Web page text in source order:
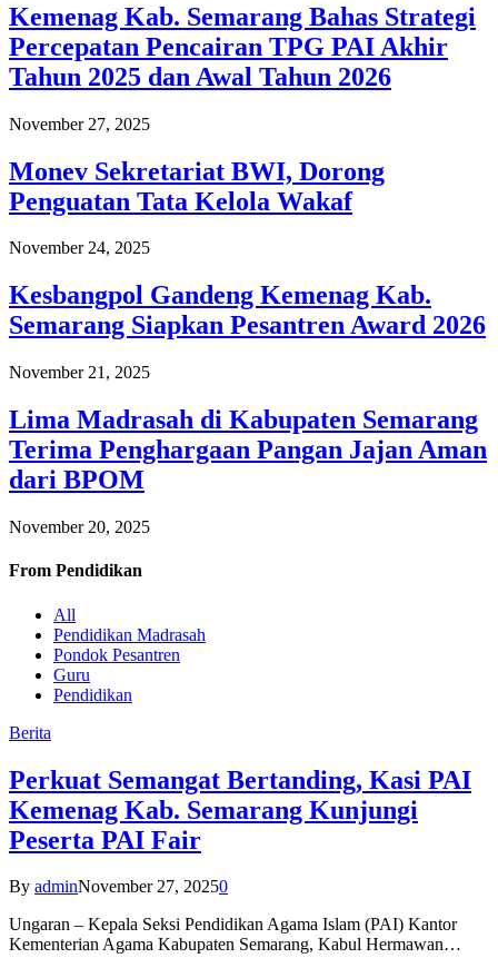
Kemenag Kab. Semarang Bahas Strategi
Percepatan Pencairan TPG PAI Akhir
Tahun 2025 dan Awal Tahun 2026
November 27, 2025
Monev Sekretariat BWI, Dorong
Penguatan Tata Kelola Wakaf
November 24, 2025
Kesbangpol Gandeng Kemenag Kab.
Semarang Siapkan Pesantren Award 2026
November 21, 2025
Lima Madrasah di Kabupaten Semarang
Terima Penghargaan Pangan Jajan Aman
dari BPOM
November 20, 2025
From Pendidikan
All
Pendidikan Madrasah
Pondok Pesantren
Guru
Pendidikan
Berita
Perkuat Semangat Bertanding, Kasi PAI
Kemenag Kab. Semarang Kunjungi
Peserta PAI Fair
By adminNovember 27, 20250
Ungaran – Kepala Seksi Pendidikan Agama Islam (PAI) Kantor
Kementerian Agama Kabupaten Semarang, Kabul Hermawan…